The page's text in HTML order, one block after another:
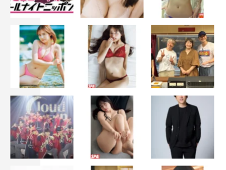
ドラマ特区『ピーナッツバターサンドウィッチ』
4月2日（木）スタート
毎週木曜 深0・59～
4月2日（木）スタート
毎週木曜 後11・00～
チバテレ
4月3日（金）スタート
毎週金曜 深0・00～